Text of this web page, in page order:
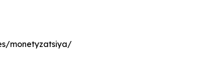
monetyzatsiya/